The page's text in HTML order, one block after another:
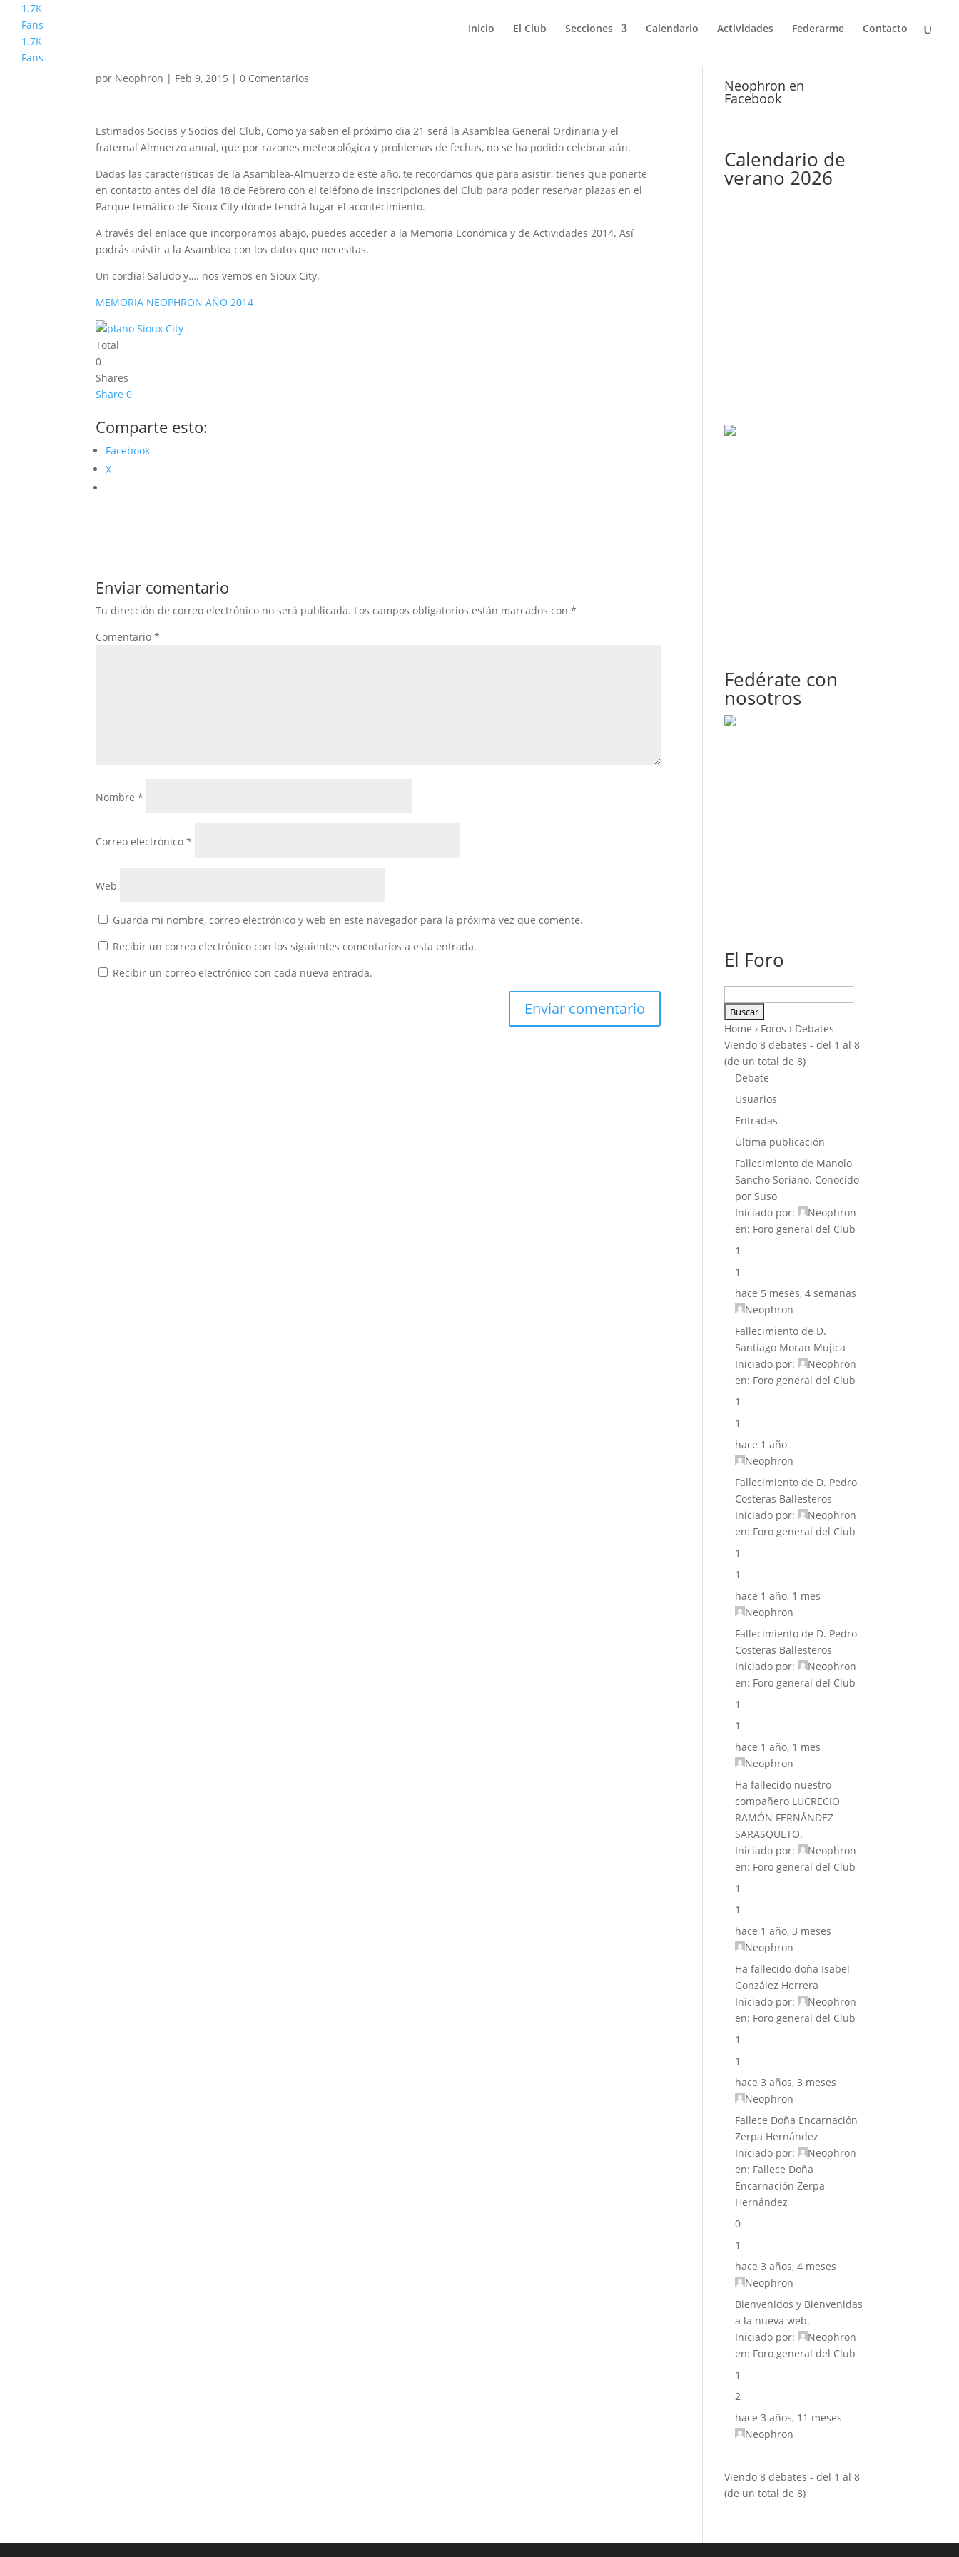
Inicio El Club Secciones Calendario Actividades Federarme Contacto
1.7K
Fans
1.7K
Fans
por Neophron | Feb 9, 2015 |0 Comentarios
Estimados Socias y Socios del Club, Como ya saben el próximo dia 21 será la Asamblea General Ordinaria y el
fraternal Almuerzo anual, que por razones meteorológica y problemas de fechas, no se ha podido celebrar aún.
Dadas las características de la Asamblea-Almuerzo de este año, te recordamos que para asistir, tienes que ponerte
en contacto antes del día 18 de Febrero con el teléfono de inscripciones del Club para poder reservar plazas en el
Parque temático de Sioux City dónde tendrá lugar el acontecimiento.
A través del enlace que incorporamos abajo, puedes acceder a la Memoria Económica y de Actividades 2014. Así
podrás asistir a la Asamblea con los datos que necesitas.
Un cordial Saludo y…. nos vemos en Sioux City.
MEMORIA NEOPHRON AÑO 2014
Total
0
Shares
Share 0
Comparte esto:
Facebook
X
Enviar comentario
Tu dirección de correo electrónico no será publicada. Los campos obligatorios están marcados con*
Comentario*
Nombre*
Correo electrónico*
Web
Guarda mi nombre, correo electrónico y web en este navegador para la próxima vez que comente.
Recibir un correo electrónico con los siguientes comentarios a esta entrada.
Recibir un correo electrónico con cada nueva entrada.
Neophron en
Facebook
Calendario de
verano 2026
Fedérate con
nosotros
El Foro
Home › Foros › Debates
Viendo 8 debates - del 1 al 8
(de un total de 8)
Debate
Usuarios
Entradas
Última publicación
Fallecimiento de Manolo
Sancho Soriano. Conocido
por Suso
Iniciado por:
Neophron
en: Foro general del Club
1
1
hace 5 meses, 4 semanas
Neophron
Fallecimiento de D.
Santiago Moran Mujica
Iniciado por:
Neophron
en: Foro general del Club
1
1
hace 1 año
Neophron
Fallecimiento de D. Pedro
Costeras Ballesteros
Iniciado por:
Neophron
en: Foro general del Club
1
1
hace 1 año, 1 mes
Neophron
Fallecimiento de D. Pedro
Costeras Ballesteros
Iniciado por:
Neophron
en: Foro general del Club
1
1
hace 1 año, 1 mes
Neophron
Ha fallecido nuestro
compañero LUCRECIO
RAMÓN FERNÁNDEZ
SARASQUETO.
Iniciado por:
Neophron
en: Foro general del Club
1
1
hace 1 año, 3 meses
Neophron
Ha fallecido doña Isabel
González Herrera
Iniciado por:
Neophron
en: Foro general del Club
1
1
hace 3 años, 3 meses
Neophron
Fallece Doña Encarnación
Zerpa Hernández
Iniciado por:
Neophron
en: Fallece Doña
Encarnación Zerpa
Hernández
0
1
hace 3 años, 4 meses
Neophron
Bienvenidos y Bienvenidas
a la nueva web.
Iniciado por:
Neophron
en: Foro general del Club
1
2
hace 3 años, 11 meses
Neophron
Viendo 8 debates - del 1 al 8
(de un total de 8)